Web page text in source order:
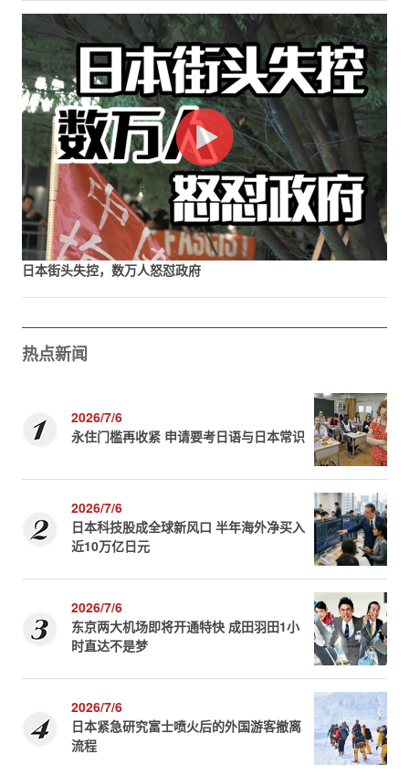
日本街头失控，数万人怒怼政府
热点新闻
2026/7/6
永住门槛再收紧 申请要考日语与日本常识
2026/7/6
日本科技股成全球新风口 半年海外净买入
近10万亿日元
2026/7/6
东京两大机场即将开通特快 成田羽田1小
时直达不是梦
2026/7/6
日本紧急研究富士喷火后的外国游客撤离
流程